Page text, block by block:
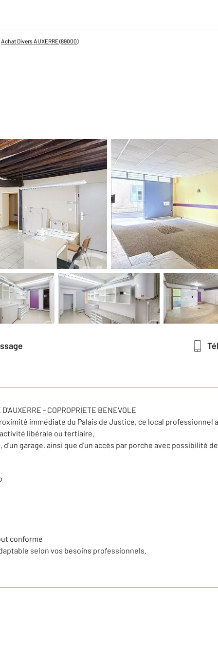
Achat Divers AUXERRE (89000)
- COPROPRIETE BENEVOLE
immédiate du Palais de Justice, ce local
libérale ou tertiaire.
d'un garage, ainsi que d'un accès par porche avec possibilité
conforme
selon vos besoins professionnels.